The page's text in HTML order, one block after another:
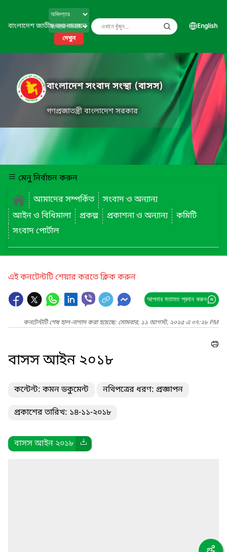
বাংলাদেশ জাতীয় তথ্য বাতায়ন
দেখুন
English
বাংলাদেশ সংবাদ সংস্থা (বাসস)
গণপ্রজাতন্ত্রী বাংলাদেশ সরকার
মেনু নির্বাচন করুন
আমাদের সম্পর্কিত
সংবাদ ও অন্যান্য
আইন ও বিধিমালা
প্রকল্প প্রকাশনা ও অন্যান্য
কমিটি
সংবাদ পোর্টাল
এই কনটেন্টটি শেয়ার করতে ক্লিক করুন
আপনার মতামত প্রদান করুন
কনটেন্টটি শেষ হাল-নাগাদ করা হয়েছে: সোমবার, ১১ আগস্ট, ২০২৫ এ ০৭:২৮ PM
বাসস আইন ২০১৮
কন্টেন্ট: কমন ডকুমেন্ট নথিপত্রের ধরণ: প্রজ্ঞাপন
প্রকাশের তারিখ: ১৪-১১-২০১৮
বাসস আইন ২০১৮